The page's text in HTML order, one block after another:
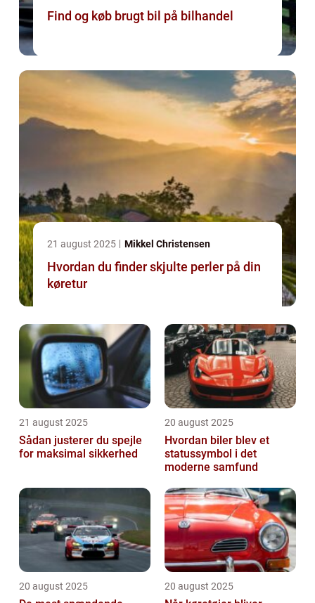
Find og køb brugt bil på bilhandel
21 august 2025 Mikkel Christensen
Hvordan du finder skjulte perler på din
køretur
21 august 2025
Sådan justerer du spejle
for maksimal sikkerhed
20 august 2025
Hvordan biler blev et
statussymbol i det
moderne samfund
20 august 2025 20 august 2025